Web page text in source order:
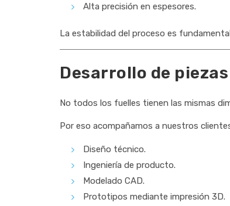
Alta precisión en espesores.
La estabilidad del proceso es
Desarrollo de
No todos los fuelles tienen las mismas
Por eso acompañamos a nuestros
Diseño técnico.
Ingeniería de producto.
Modelado CAD.
Prototipos mediante impresión 3D.